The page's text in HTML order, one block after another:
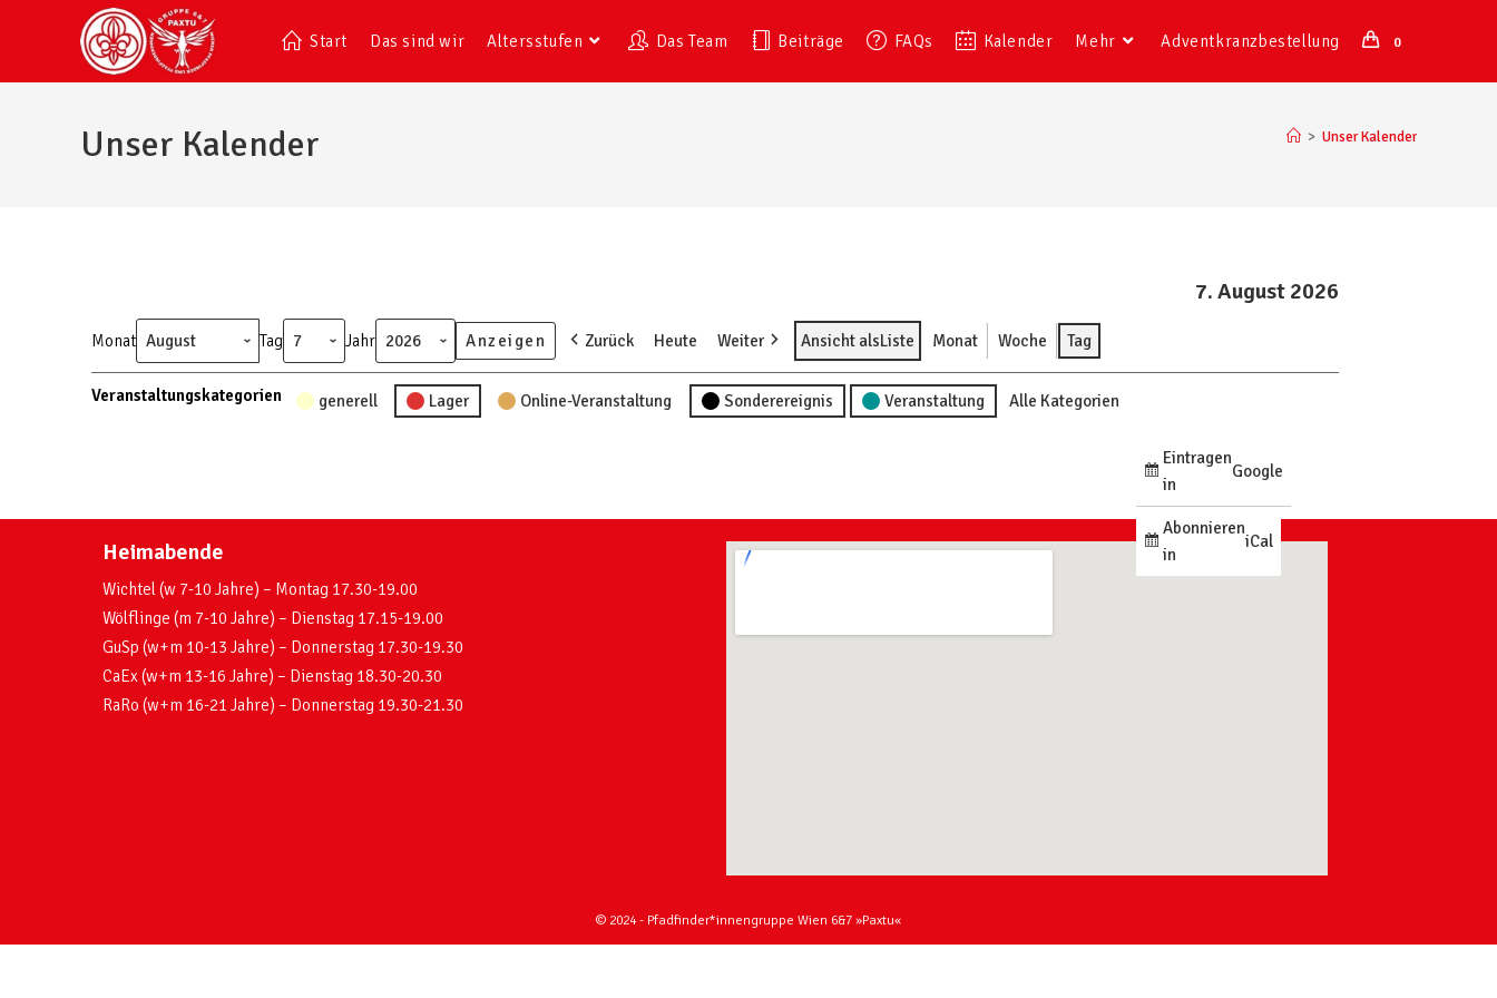
Start Das sind wir Altersstufen Das Team Beiträge FAQs Kalender Mehr Adventkranzbestellung 0
Unser Kalender > Unser Kalender
7. August 2026
Monat Tag Jahr Zurück Heute Weiter Ansicht alsListe Monat Woche Tag
Veranstaltungskategorien generell Lager Online-Veranstaltung Sonderereignis Veranstaltung Alle Kategorien
Eintragen
in
Google
Abonnieren
in
iCal
Heimabende
Wichtel (w 7-10 Jahre) – Montag 17.30-19.00
Wölflinge (m 7-10 Jahre) – Dienstag 17.15-19.00
GuSp (w+m 10-13 Jahre) – Donnerstag 17.30-19.30
CaEx (w+m 13-16 Jahre) – Dienstag 18.30-20.30
RaRo (w+m 16-21 Jahre) – Donnerstag 19.30-21.30
© 2024 - Pfadfinder*innengruppe Wien 6&7 »Paxtu«